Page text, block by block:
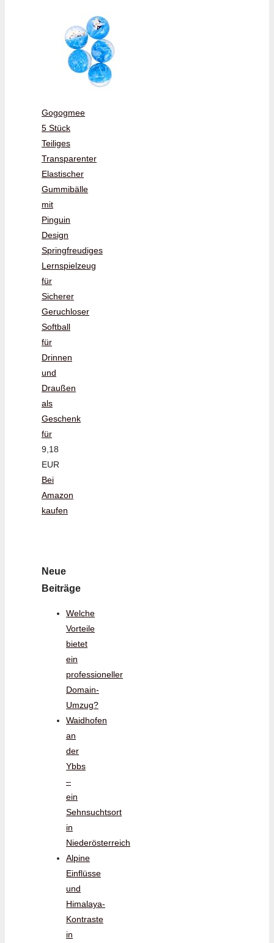
Gogogmee
5 Stück
Teiliges
Transparenter
Elastischer
Gummibälle
mit
Pinguin
Design
Springfreudiges
Lernspielzeug
für
Sicherer
Geruchloser
Softball
für
Drinnen
und
Draußen
als
Geschenk
für
9,18
EUR
Bei
Amazon
kaufen
Neue
Beiträge
Welche
Vorteile
bietet
ein
professioneller
Domain-
Umzug?
Waidhofen
an
der
Ybbs
–
ein
Sehnsuchtsort
in
Niederösterreich
Alpine
Einflüsse
und
Himalaya-
Kontraste
in